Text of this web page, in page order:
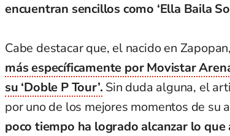
encuentran sencillos como ‘Ella Baila
Cabe destacar que, el nacido en Zapopan,
más específicamente por Movistar
su ‘Doble P Tour’. Sin duda alguna, el
por uno de los mejores momentos de su
poco tiempo ha logrado alcanzar lo